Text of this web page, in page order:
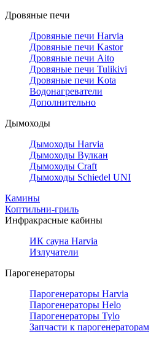
Дровяные печи
Дровяные печи Harvia
Дровяные печи Kastor
Дровяные печи Aito
Дровяные печи Tulikivi
Дровяные печи Kota
Водонагреватели
Дополнительно
Дымоходы
Дымоходы Harvia
Дымоходы Вулкан
Дымоходы Craft
Дымоходы Schiedel UNI
Камины
Коптильни-гриль
Инфракрасные кабины
ИК сауна Harvia
Излучатели
Парогенераторы
Парогенераторы Harvia
Парогенераторы Helo
Парогенераторы Tylo
Запчасти к парогенераторам